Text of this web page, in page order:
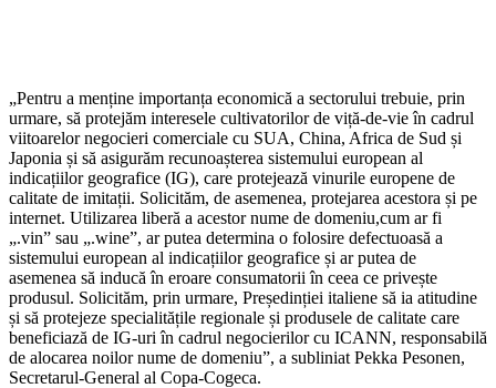
„Pentru a menține importanța economică a sectorului trebuie, prin
urmare, să protejăm interesele cultivatorilor de viță-de-vie în cadrul
viitoarelor negocieri comerciale cu SUA, China, Africa de Sud și
Japonia și să asigurăm recunoașterea sistemului european al
indicațiilor geografice (IG), care protejează vinurile europene de
calitate de imitații. Solicităm, de asemenea, protejarea acestora și pe
internet. Utilizarea liberă a acestor nume de domeniu,cum ar fi
„.vin” sau „.wine”, ar putea determina o folosire defectuoasă a
sistemului european al indicațiilor geografice și ar putea de
asemenea să inducă în eroare consumatorii în ceea ce privește
produsul. Solicităm, prin urmare, Președinției italiene să ia atitudine
și să protejeze specialitățile regionale și produsele de calitate care
beneficiază de IG-uri în cadrul negocierilor cu ICANN, responsabilă
de alocarea noilor nume de domeniu”, a subliniat Pekka Pesonen,
Secretarul-General al Copa-Cogeca.